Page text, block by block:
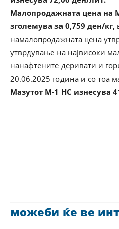
Малопродажната цена на
зголемува за 0,759 ден/кг,
намалопродажната цена
утврдување на највисоки
нанафтените деривати и
20.06.2025 година и со тоа
Мазутот М-1 НС изнесува
можеби ќе ве